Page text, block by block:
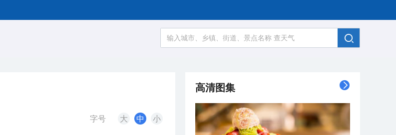
字号 大 中 小
高清图集